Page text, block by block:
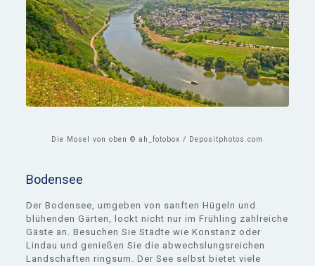
Die Mosel von oben © ah_fotobox / Depositphotos.com
Bodensee
Der Bodensee, umgeben von sanften Hügeln und
blühenden Gärten, lockt nicht nur im Frühling zahlreiche
Gäste an. Besuchen Sie Städte wie Konstanz oder
Lindau und genießen Sie die abwechslungsreichen
Landschaften ringsum. Der See selbst bietet viele